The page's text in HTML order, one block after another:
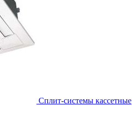
Сплит-системы кассетные